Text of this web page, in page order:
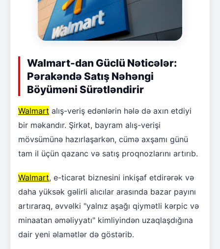
Walmart-dan Güclü Nəticələr:
Pərakəndə Satış Nəhəngi
Böyüməni Sürətləndirir
Walmart alış-veriş edənlərin hələ də axın etdiyi
bir məkandır. Şirkət, bayram alış-verişi
mövsümünə hazırlaşarkən, cümə axşamı günü
tam il üçün qazanc və satış proqnozlarını artırıb.
Walmart, e-ticarət biznesini inkişaf etdirərək və
daha yüksək gəlirli alıcılar arasında bazar payını
artıraraq, əvvəlki "yalnız aşağı qiymətli kərpic və
minaatan əməliyyatı" kimliyindən uzaqlaşdığına
dair yeni əlamətlər də göstərib.